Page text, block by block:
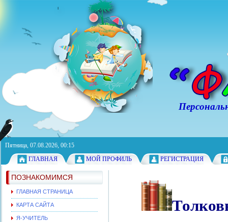
Персональный
Пятница, 07.08.2026, 00:15
ГЛАВНАЯ
МОЙ ПРОФИЛЬ РЕГИСТРАЦИЯ
ПОЗНАКОМИМСЯ
ГЛАВНАЯ СТРАНИЦА
КАРТА САЙТА
Я-УЧИТЕЛЬ